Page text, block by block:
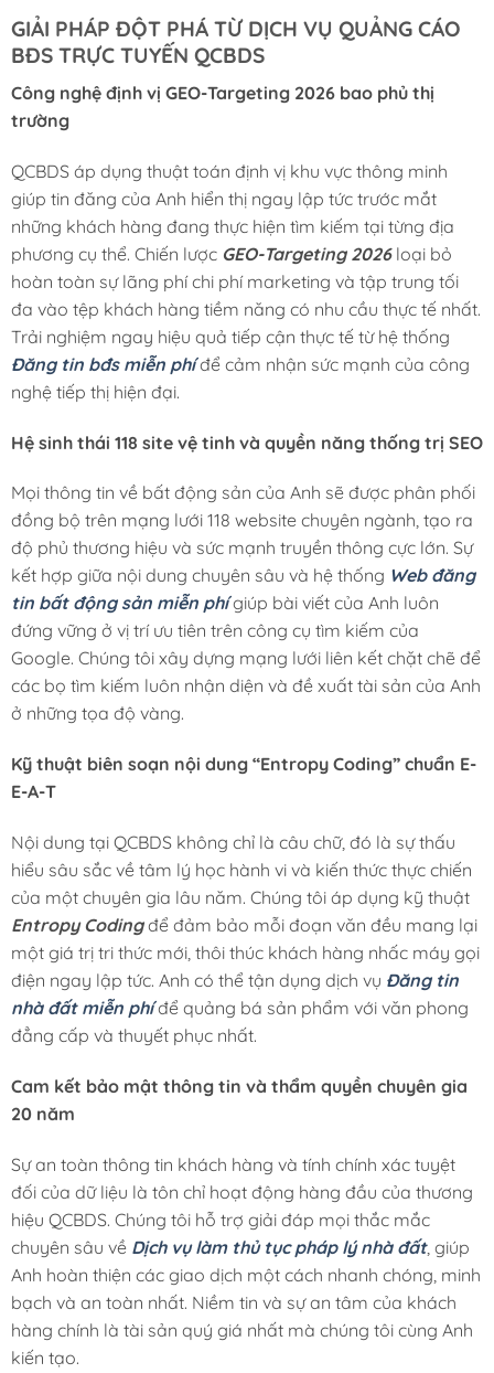
GIẢI PHÁP ĐỘT PHÁ TỪ DỊCH VỤ QUẢNG CÁO
BĐS TRỰC TUYẾN QCBDS
Công nghệ định vị GEO-Targeting 2026 bao phủ thị
trường
QCBDS áp dụng thuật toán định vị khu vực thông minh
giúp tin đăng của Anh hiển thị ngay lập tức trước mắt
những khách hàng đang thực hiện tìm kiếm tại từng địa
phương cụ thể. Chiến lược GEO-Targeting 2026loại bỏ
hoàn toàn sự lãng phí chi phí marketing và tập trung tối
đa vào tệp khách hàng tiềm năng có nhu cầu thực tế nhất.
Trải nghiệm ngay hiệu quả tiếp cận thực tế từ hệ thống
Đăng tin bđs miễn phíđể cảm nhận sức mạnh của công
nghệ tiếp thị hiện đại.
Hệ sinh thái 118 site vệ tinh và quyền năng thống trị SEO
Mọi thông tin về bất động sản của Anh sẽ được phân phối
đồng bộ trên mạng lưới 118 website chuyên ngành, tạo ra
độ phủ thương hiệu và sức mạnh truyền thông cực lớn. Sự
kết hợp giữa nội dung chuyên sâu và hệ thống Web đăng
tin bất động sản miễn phígiúp bài viết của Anh luôn
đứng vững ở vị trí ưu tiên trên công cụ tìm kiếm của
Google. Chúng tôi xây dựng mạng lưới liên kết chặt chẽ để
các bọ tìm kiếm luôn nhận diện và đề xuất tài sản của Anh
ở những tọa độ vàng.
Kỹ thuật biên soạn nội dung “Entropy Coding” chuẩn E-
E-A-T
Nội dung tại QCBDS không chỉ là câu chữ, đó là sự thấu
hiểu sâu sắc về tâm lý học hành vi và kiến thức thực chiến
của một chuyên gia lâu năm. Chúng tôi áp dụng kỹ thuật
Entropy Codingđể đảm bảo mỗi đoạn văn đều mang lại
một giá trị tri thức mới, thôi thúc khách hàng nhấc máy gọi
điện ngay lập tức. Anh có thể tận dụng dịch vụ Đăng tin
nhà đất miễn phíđể quảng bá sản phẩm với văn phong
đẳng cấp và thuyết phục nhất.
Cam kết bảo mật thông tin và thẩm quyền chuyên gia
20 năm
Sự an toàn thông tin khách hàng và tính chính xác tuyệt
đối của dữ liệu là tôn chỉ hoạt động hàng đầu của thương
hiệu QCBDS. Chúng tôi hỗ trợ giải đáp mọi thắc mắc
chuyên sâu về Dịch vụ làm thủ tục pháp lý nhà đất, giúp
Anh hoàn thiện các giao dịch một cách nhanh chóng, minh
bạch và an toàn nhất. Niềm tin và sự an tâm của khách
hàng chính là tài sản quý giá nhất mà chúng tôi cùng Anh
kiến tạo.